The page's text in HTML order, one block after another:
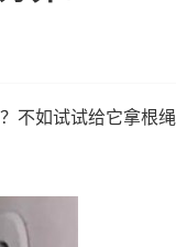
不如试试给它拿根绳